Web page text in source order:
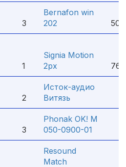
3
Bernafon win
202
1
Signia Motion
2px
2
Исток-аудио
Витязь
3
Phonak OK! М
050-0900-01
Resound
Match